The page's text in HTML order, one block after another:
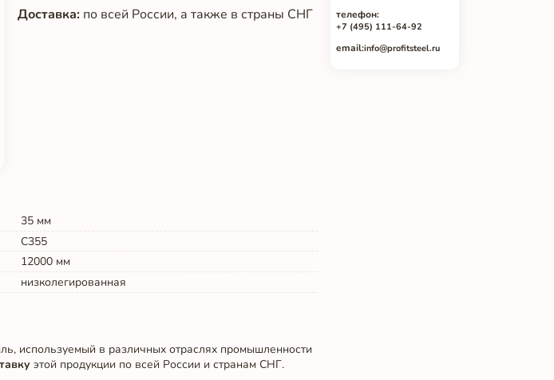
Доставка: по всей России, а также в страны СНГ телефон:
+7 (495) 111-64-92
email:info@profitsteel.ru
35 мм
С355
12000 мм
низколегированная
используемый в различных отраслях промышленности
этой продукции по всей России и странам СНГ.